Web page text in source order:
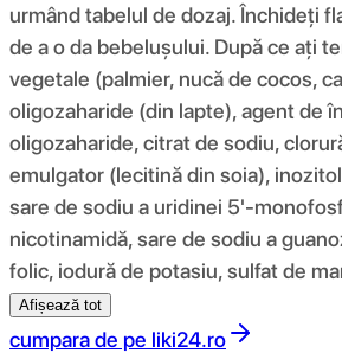
urmând tabelul de dozaj. Închideți
de a o da bebelușului. După ce ați
vegetale (palmier, nucă de cocos,
oligozaharide (din lapte), agent de
oligozaharide, citrat de sodiu,
emulgator (lecitină din soia),
sare de sodiu a uridinei 5'-
nicotinamidă, sare de sodiu a
folic, iodură de potasiu, sulfat de
Afișează tot
cumpara de pe liki24.ro